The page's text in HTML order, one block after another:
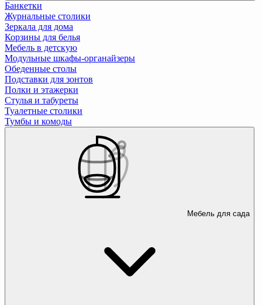
Банкетки
Журнальные столики
Зеркала для дома
Корзины для белья
Мебель в детскую
Модульные шкафы-органайзеры
Обеденные столы
Подставки для зонтов
Полки и этажерки
Стулья и табуреты
Туалетные столики
Тумбы и комоды
Мебель для сада